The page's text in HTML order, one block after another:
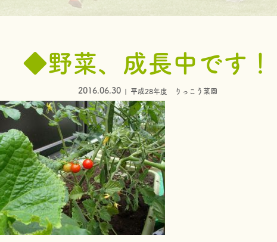
◆野菜、成長中です！
2016.06.30 平成28年度 りっこう菜園